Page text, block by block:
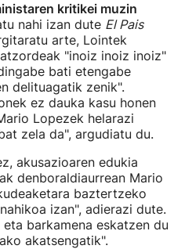
kritikei muzin
nahi izan dute El Pais
arte, Lointek
"inoiz inoiz inoiz"
bati etengabe
delituagatik zenik".
ez dauka kasu honen
Lopezek helarazi
zela da", argudiatu du.
akusazioaren edukia
denboraldiaurrean Mario
baztertzeko
izan", adierazi dute.
barkamena eskatzen du
akatsengatik".